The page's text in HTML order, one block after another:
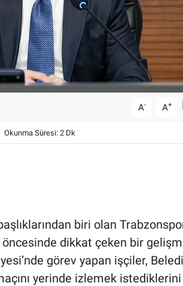
A- A+
Okunma Süresi: 2 Dk
biri olan
dikkat çeken bir
görev yapan işçiler,
yerinde izlemek